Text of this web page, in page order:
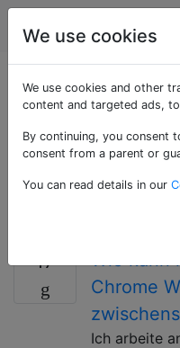
Als
Kann entweder die
Dateien von einem
17
Chrome
Ich arbeite
We use cookies
We use cookies and other
content and targeted ads,
By continuing, you consent
consent from a parent or
You can read details in our